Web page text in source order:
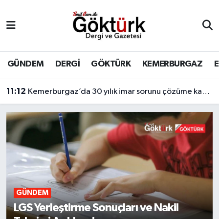
GÜNDEM DERGİ GÖKTÜRK KEMERBURGAZ
11:12 Kemerburgaz’da 30 yılık imar sorunu çözüme kavuşuyor
GÜNDEM
LGS Yerleştirme Sonuçları ve Nakil
BİLİM
DERGİ
DÜNYA
EKONOMİ
GÖKTÜRK
GÜNDEM
Eyüpsultan Hava Durumu
Eyüpsultan Trafik Yoğunluk Haritası
Süper Lig Puan Durumu ve Fikstür
Tüm Manşetler
Son Dakika Haberleri
Haber Arşivi